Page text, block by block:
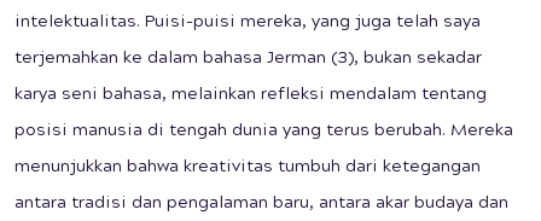
intelektualitas. Puisi-puisi mereka, yang juga telah saya
terjemahkan ke dalam bahasa Jerman (3), bukan sekadar
karya seni bahasa, melainkan refleksi mendalam tentang
posisi manusia di tengah dunia yang terus berubah. Mereka
menunjukkan bahwa kreativitas tumbuh dari ketegangan
antara tradisi dan pengalaman baru, antara akar budaya dan